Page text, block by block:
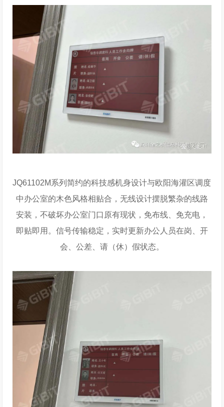
JQ61102M系列简约的科技感机身设计与欧阳海灌区调度
中办公室的木色风格相贴合，无线设计摆脱繁杂的线路
安装，不破坏办公室门口原有现状，免布线、免充电，
即贴即用。信号传输稳定，实时更新办公人员在岗、开
会、公差、请（休）假状态。